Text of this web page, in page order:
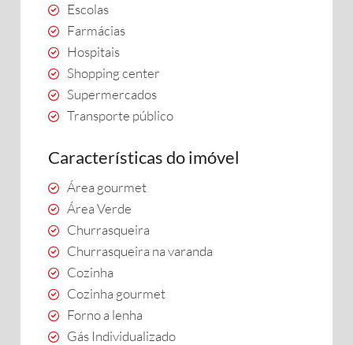
Escolas
Farmácias
Hospitais
Shopping center
Supermercados
Transporte público
Características do imóvel
Área gourmet
Área Verde
Churrasqueira
Churrasqueira na varanda
Cozinha
Cozinha gourmet
Forno a lenha
Gás Individualizado